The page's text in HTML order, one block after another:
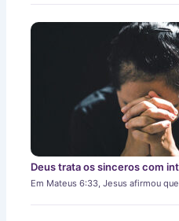
Deus trata os sinceros com
Em Mateus 6:33, Jesus afirmou